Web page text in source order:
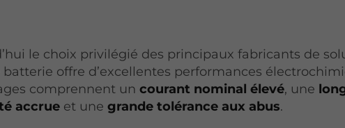
le choix privilégié des principaux fabricants de
offre d’excellentes performances
comprennent uncourant nominal élevé, une
accrue et unegrande tolérance aux abus.